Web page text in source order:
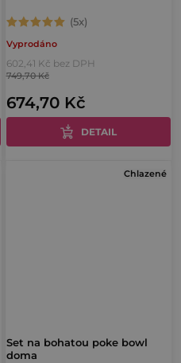
Průměrné
hodnocení
produktu
5,0
Vyprodáno
602,41 Kč bez DPH
674,70 Kč
749,70 Kč
DETAIL
Chlazené
Set na bohatou poke bowl
doma